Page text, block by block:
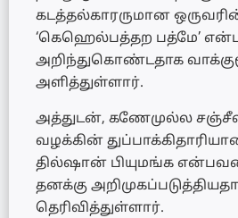
கடத்தல்காரருமான
‘கெஹெல்பத்தற பத்மே’
அறிந்துகொண்டதாக
அளித்துள்ளார்.
அத்துடன், கணேமுல்ல
வழக்கின்
தில்ஷான் பியுமங்க
தனக்கு
தெரிவித்துள்ளார்.